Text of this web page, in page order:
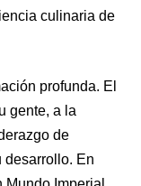
culinaria de
profunda. El
gente, a la
de
desarrollo. En